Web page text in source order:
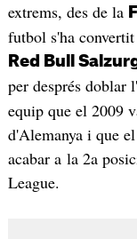
extrems, des de la
futbol s'ha
Red Bull
per després doblar
equip que el 2009
d'Alemanya i que
acabar a la 2a
League.